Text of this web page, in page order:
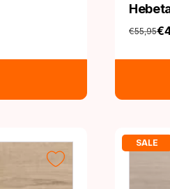
€55,95€
Huidige
SALE